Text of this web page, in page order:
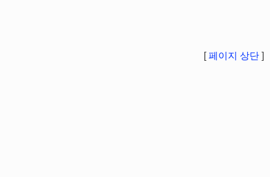
[페이지 상단 ]